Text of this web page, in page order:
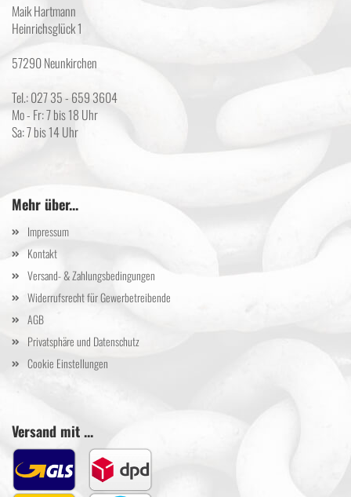
Maik Hartmann
Heinrichsglück 1
57290 Neunkirchen
Tel.: 027 35 - 659 3604
Mo - Fr: 7 bis 18 Uhr
Sa: 7 bis 14 Uhr
Mehr über...
Impressum
Kontakt
Versand- & Zahlungsbedingungen
Widerrufsrecht für Gewerbetreibende
AGB
Privatsphäre und Datenschutz
Cookie Einstellungen
Versand mit ...